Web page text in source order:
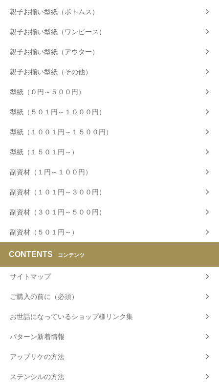
親子お揃い型紙（ボトムス）
親子お揃い型紙（ワンピース）
親子お揃い型紙（アウター）
親子お揃い型紙（その他）
型紙（０円～５００円）
型紙（５０１円～１０００円）
型紙（１００１円～１５００円）
型紙（１５０１円～）
副資材（１円～１００円）
副資材（１０１円～３００円）
副資材（３０１円～５００円）
副資材（５０１円～）
CONTENTS コンテンツ
サイトマップ
ご購入の前に（必須）
お世話になっているショップ様リンク集
パターン新着情報
アップリケの方法
ステンシルの方法